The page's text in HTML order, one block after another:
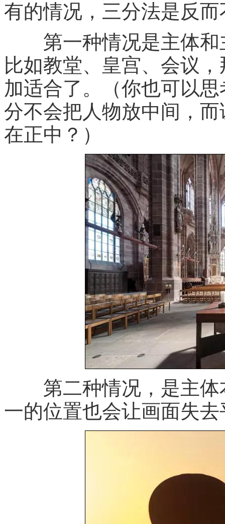
有的情况，三分法是反
第一种情况是主体和
比如教堂、皇宫、会议
加适合了。（你也可以
分不会把人物放中间，
在正中？）
第二种情况，是主体
一的位置也会让画面失去